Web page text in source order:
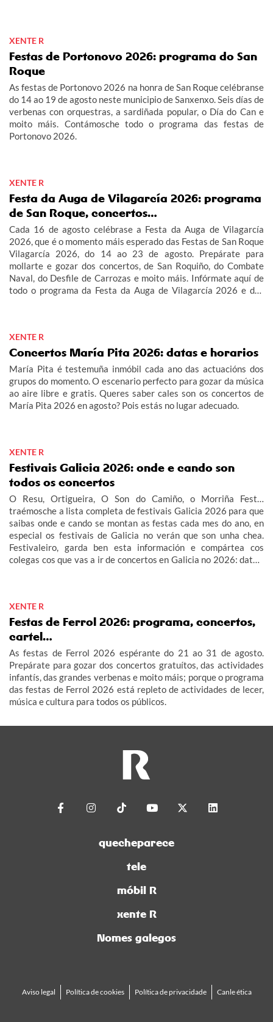
XENTE R
Festas de Portonovo 2026: programa do San
Roque
As festas de Portonovo 2026 na honra de San Roque celébranse
do 14 ao 19 de agosto neste municipio de Sanxenxo. Seis días de
verbenas con orquestras, a sardiñada popular, o Día do Can e
moito máis. Contámosche todo o programa das festas de
Portonovo 2026.
XENTE R
Festa da Auga de Vilagarcía 2026: programa
de San Roque, concertos…
Cada 16 de agosto celébrase a Festa da Auga de Vilagarcía
2026, que é o momento máis esperado das Festas de San Roque
Vilagarcía 2026, do 14 ao 23 de agosto. Prepárate para
mollarte e gozar dos concertos, de San Roquiño, do Combate
Naval, do Desfile de Carrozas e moito máis. Infórmate aquí de
todo o programa da Festa da Auga de Vilagarcía 2026 e das
XENTE R
Concertos María Pita 2026: datas e horarios
María Pita é testemuña inmóbil cada ano das actuacións dos
grupos do momento. O escenario perfecto para gozar da música
ao aire libre e gratis. Queres saber cales son os concertos de
María Pita 2026 en agosto? Pois estás no lugar adecuado.
XENTE R
Festivais Galicia 2026: onde e cando son
todos os concertos
O Resu, Ortigueira, O Son do Camiño, o Morriña Fest…
traémosche a lista completa de festivais Galicia 2026 para que
saibas onde e cando se montan as festas cada mes do ano, en
especial os festivais de Galicia no verán que son unha chea.
Festivaleiro, garda ben esta información e compártea cos
colegas cos que vas a ir de concertos en Galicia no 2026: datas,
XENTE R
Festas de Ferrol 2026: programa, concertos,
cartel…
As festas de Ferrol 2026 espérante do 21 ao 31 de agosto.
Prepárate para gozar dos concertos gratuítos, das actividades
infantís, das grandes verbenas e moito máis; porque o programa
das festas de Ferrol 2026 está repleto de actividades de lecer,
música e cultura para todos os públicos.
quecheparece
tele
móbil R
xente R
Nomes galegos
Aviso legal Política de cookies Política de privacidade Canle ética